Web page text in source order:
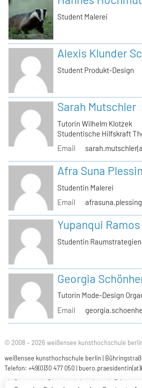
Student Malerei
Alexis Klunder
Student Produkt-Design
Sarah Mutschler
Tutorin Wilhelm Klotzek
Studentische Hilfskraft
Email
Afra Suna
Studentin Malerei
Email
Yupanqui
Studentin Raumstrategien
Georgia
Tutorin Mode-Design
Email
© 2008 – 2026 weißensee kunsthochschule
weißensee kunsthochschule berlin |
Telefon: +49(0)30 477 050 |
Contact
Careers Imprint
Privacy